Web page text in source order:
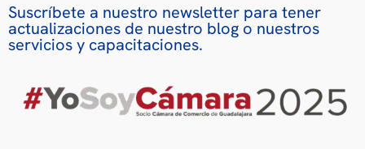
Suscríbete a nuestro newsletter para tener
actualizaciones de nuestro blog o nuestros
servicios y capacitaciones.